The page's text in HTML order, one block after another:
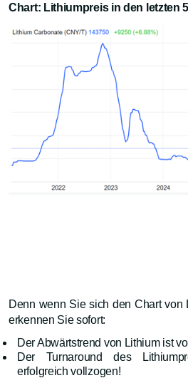
Chart: Lithiumpreis in den letzten
Denn wenn Sie sich den Chart von
erkennen Sie sofort:
Der Abwärtstrend von Lithium ist
Der Turnaround des
erfolgreich vollzogen!